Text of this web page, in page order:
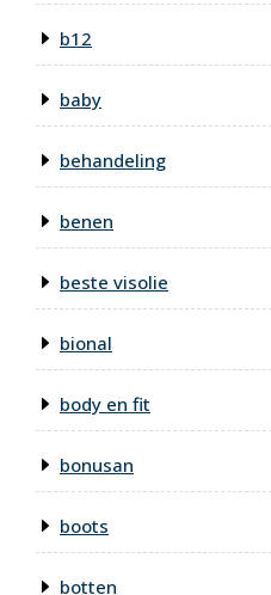
b12
baby
behandeling
benen
beste visolie
bional
body en fit
bonusan
boots
botten